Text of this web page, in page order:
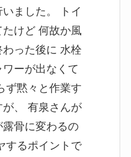
ました。 トイ
けど 何故か風
った後に 水栓
ーが出なくて
ず黙々と作業す
、 有泉さんが
骨に変わるの
するポイントで